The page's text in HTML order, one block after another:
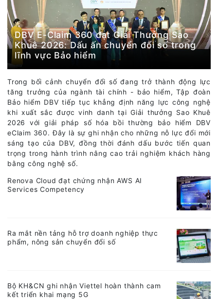
DBV E-Claim 360 đạt Giải Thưởng Sao
Khuê 2026: Dấu ấn chuyển đổi số trong
lĩnh vực Bảo hiểm
Trong bối cảnh chuyển đổi số đang trở thành động lực
tăng trưởng của ngành tài chính - bảo hiểm, Tập đoàn
Bảo hiểm DBV tiếp tục khẳng định năng lực công nghệ
khi xuất sắc được vinh danh tại Giải thưởng Sao Khuê
2026 với giải pháp số hóa bồi thường bảo hiểm DBV
eClaim 360. Đây là sự ghi nhận cho những nỗ lực đổi mới
sáng tạo của DBV, đồng thời đánh dấu bước tiến quan
trọng trong hành trình nâng cao trải nghiệm khách hàng
bằng công nghệ số.
Renova Cloud đạt chứng nhận AWS AI
Services Competency
Ra mắt nền tảng hỗ trợ doanh nghiệp thực
phẩm, nông sản chuyển đổi số
Bộ KH&CN ghi nhận Viettel hoàn thành cam
kết triển khai mạng 5G